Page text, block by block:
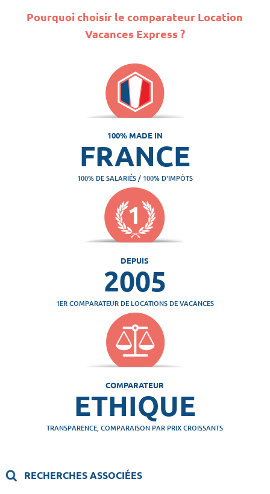
Pourquoi choisir le comparateur Location
Vacances Express ?
100% MADE IN
FRANCE
100% DE SALARIÉS / 100% D'IMPÔTS
DEPUIS
2005
1ER COMPARATEUR DE LOCATIONS DE VACANCES
COMPARATEUR
ETHIQUE
TRANSPARENCE, COMPARAISON PAR PRIX CROISSANTS
RECHERCHES ASSOCIÉES